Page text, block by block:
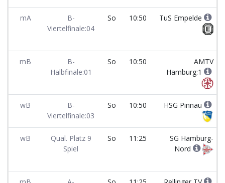
mA
B-
Viertelfinale:04
So 10:50 TuS Empelde
mB
B-
Halbfinale:01
So 10:50
AMTV
Hamburg:1
wB
B-
Viertelfinale:03
So 10:50 HSG Pinnau
wB
Qual. Platz 9
Spiel
So 11:25
SG Hamburg-
Nord